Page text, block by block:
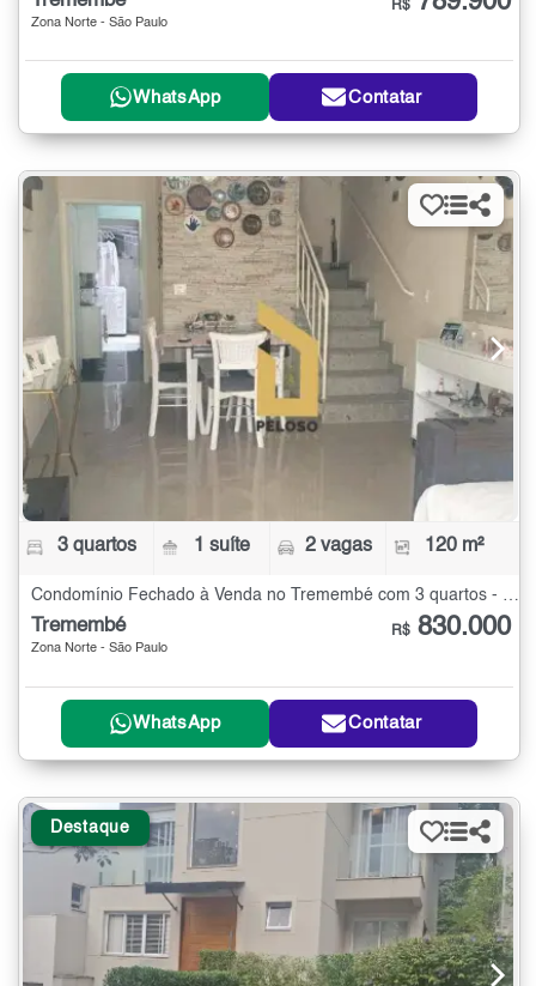
Zona Norte - São Paulo
R$
WhatsApp Contatar
3 quartos 1 suíte 2 vagas 120 m²
Condomínio Fechado à Venda no Tremembé com 3 quartos - 120 m²
Tremembé
Zona Norte - São Paulo
R$ 830.000
WhatsApp Contatar
Destaque